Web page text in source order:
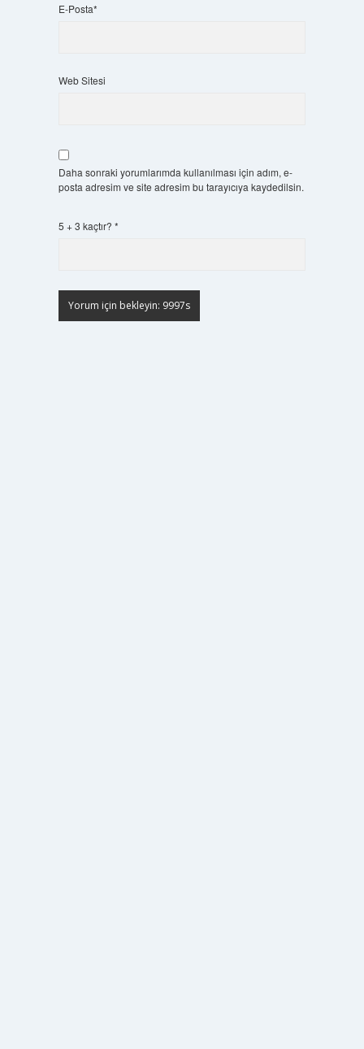
E-Posta*
Web Sitesi
Daha sonraki yorumlarımda kullanılması için adım, e-
posta adresim ve site adresim bu tarayıcıya kaydedilsin.
5 + 3 kaçtır? *